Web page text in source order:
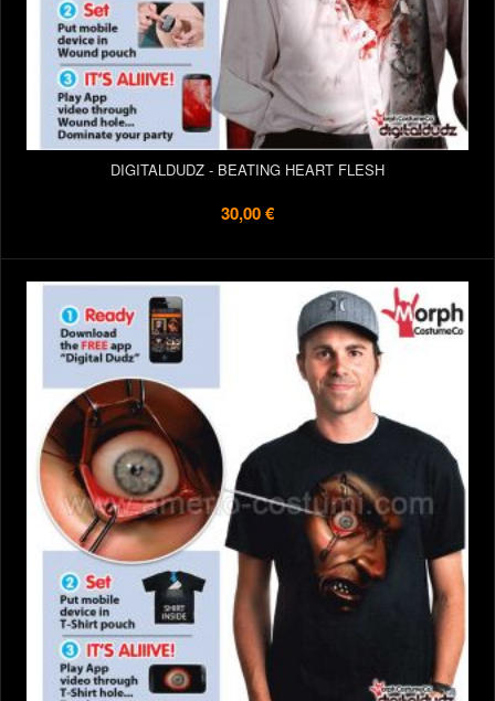
DIGITALDUDZ - BEATING HEART FLESH
30,00 €